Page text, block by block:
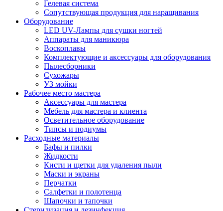
Гелевая система
Сопутствующая продукция для наращивания
Оборудование
LED UV-Лампы для сушки ногтей
Аппараты для маникюра
Воскоплавы
Комплектующие и аксессуары для оборудования
Пылесборники
Сухожары
УЗ мойки
Рабочее место мастера
Аксессуары для мастера
Мебель для мастера и клиента
Осветительное оборудование
Типсы и подиумы
Расходные материалы
Бафы и пилки
Жидкости
Кисти и щетки для удаления пыли
Маски и экраны
Перчатки
Салфетки и полотенца
Шапочки и тапочки